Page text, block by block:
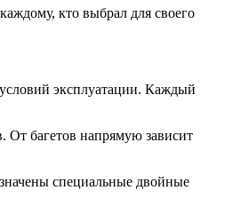
кто выбрал для своего
эксплуатации. Каждый
багетов напрямую зависит
специальные двойные